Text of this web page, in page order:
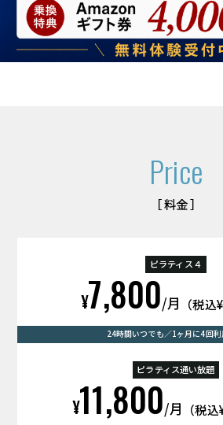
Price
［ 料金 ］
ピラティス４
¥7,800/月 （税込¥
24時間いつでも／1ヶ月に4回
ピラティス通い放題
¥11,800/月 （税込